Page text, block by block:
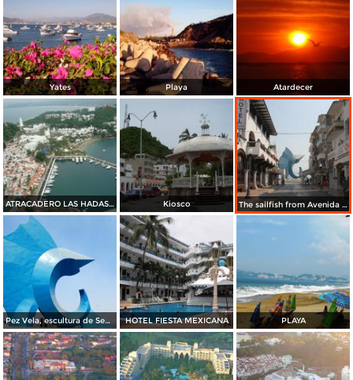
Yates Playa Atardecer
ATRACADERO LAS HADAS MANZANILLO Kiosco The sailfish from Avenida mexico
Pez Vela, escultura de Sebastian HOTEL FIESTA MEXICANA PLAYA